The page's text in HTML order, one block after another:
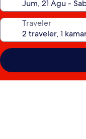
Traveler